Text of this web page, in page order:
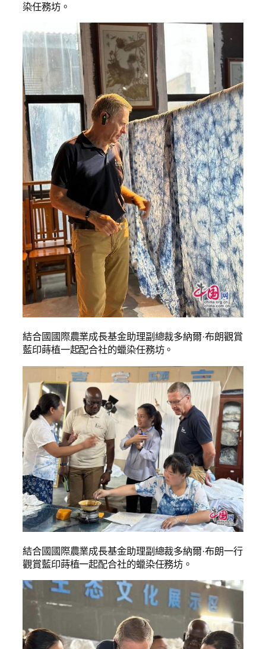
染任務坊。
結合國國際農業成長基金助理副總裁多納爾·布朗觀賞
藍印蒔植一起配合社的蠟染任務坊。
結合國國際農業成長基金助理副總裁多納爾·布朗一行
觀賞藍印蒔植一起配合社的蠟染任務坊。